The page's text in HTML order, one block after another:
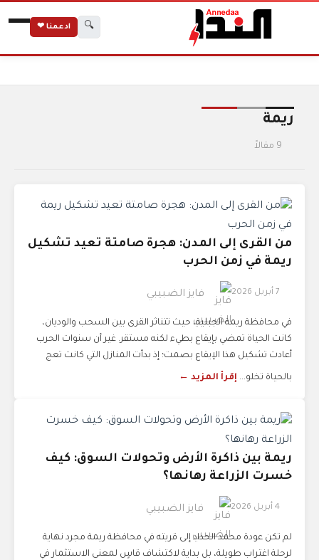
🔍 ادعمنا ❤
ريمة
9 مقالاً
من القرى إلى المدن: هجرة صامتة تعيد تشكيل
ريمة في زمن الحرب
7 أبريل 2026 فايز الضبيبي
في محافظة ريمة الجبلية، حيث تتناثر القرى بين السحب والوديان،
كانت الحياة تمضي بإيقاع بطيء لكنه مستقر. غير أن سنوات الحرب
أعادت تشكيل هذا الإيقاع بصمت؛ إذ بدأت المنازل التي كانت تعج
بالحياة تخلو... إقرأ المزيد ←
ريمة بين ذاكرة الأرض وتحولات السوق: كيف
خسرت الزراعة رهانها؟
4 أبريل 2026 فايز الضبيبي
لم تكن عودة محمد الحداد إلى قريته في محافظة ريمة مجرد نهاية
لرحلة اغتراب طويلة، بل بداية لاكتشاف قاسٍ لمعنى الاستثمار في